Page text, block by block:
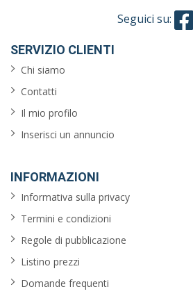
Seguici su:
SERVIZIO CLIENTI
Chi siamo
Contatti
Il mio profilo
Inserisci un annuncio
INFORMAZIONI
Informativa sulla privacy
Termini e condizioni
Regole di pubblicazione
Listino prezzi
Domande frequenti